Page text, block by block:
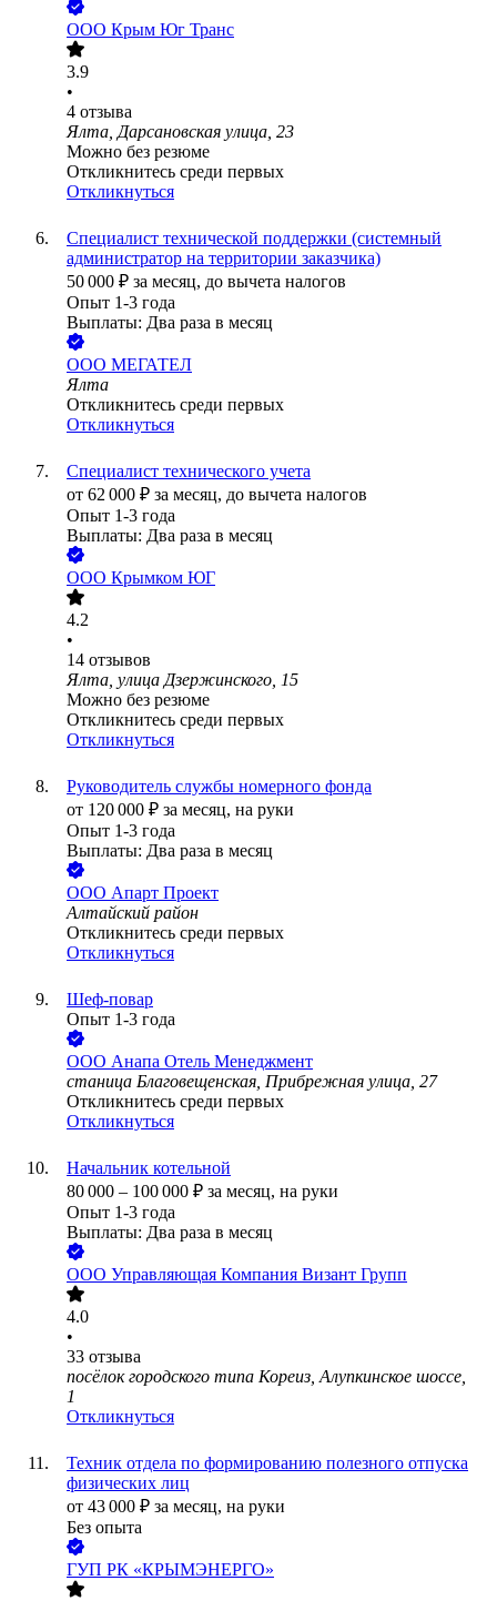
ООО Крым Юг Транс
3.9
•
4 отзыва
Ялта, Дарсановская улица, 23
Можно без резюме
Откликнитесь среди первых
Откликнуться
Специалист технической поддержки (системный
администратор на территории заказчика)
50 000 ₽ за месяц, до вычета налогов
Опыт 1-3 года
Выплаты: Два раза в месяц
ООО МЕГАТЕЛ
Ялта
Откликнитесь среди первых
Откликнуться
Специалист технического учета
от 62 000 ₽ за месяц, до вычета налогов
Опыт 1-3 года
Выплаты: Два раза в месяц
ООО Крымком ЮГ
4.2
•
14 отзывов
Ялта, улица Дзержинского, 15
Можно без резюме
Откликнитесь среди первых
Откликнуться
Руководитель службы номерного фонда
от 120 000 ₽ за месяц, на руки
Опыт 1-3 года
Выплаты: Два раза в месяц
ООО Апарт Проект
Алтайский район
Откликнитесь среди первых
Откликнуться
Шеф-повар
Опыт 1-3 года
ООО Анапа Отель Менеджмент
станица Благовещенская, Прибрежная улица, 27
Откликнитесь среди первых
Откликнуться
Начальник котельной
80 000 – 100 000 ₽ за месяц, на руки
Опыт 1-3 года
Выплаты: Два раза в месяц
ООО Управляющая Компания Визант Групп
4.0
•
33 отзыва
посёлок городского типа Кореиз, Алупкинское шоссе,
1
Откликнуться
Техник отдела по формированию полезного отпуска
физических лиц
от 43 000 ₽ за месяц, на руки
Без опыта
ГУП РК «КРЫМЭНЕРГО»